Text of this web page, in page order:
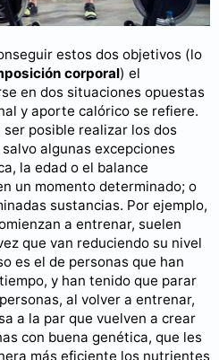
estos dos objetivos (lo
corporal) el
en dos situaciones opuestas
y aporte calórico se refiere.
posible realizar los dos
algunas excepciones
la edad o el balance
un momento determinado; o
sustancias. Por ejemplo,
a entrenar, suelen
que van reduciendo su nivel
es el de personas que han
y han tenido que parar
al volver a entrenar,
a la par que vuelven a crear
con buena genética, que les
más eficiente los nutrientes